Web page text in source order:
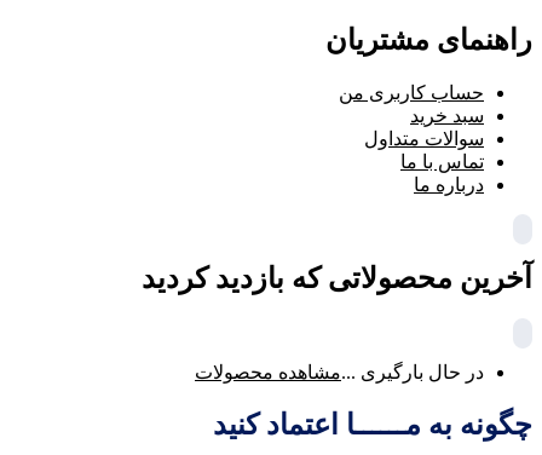
راهنمای مشتریان
حساب کاربری من
سبد خرید
سوالات متداول
تماس با ما
درباره ما
آخرین محصولاتی که بازدید کردید
در حال بارگیری ...مشاهده محصولات
چگونه به مــــــا اعتماد کنید